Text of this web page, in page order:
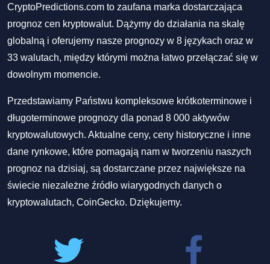
CryptoPredictions.com to zaufana marka dostarczająca
prognoz cen kryptowalut. Dążymy do działania na skalę
globalną i oferujemy nasze prognozy w 8 językach oraz w
33 walutach, między którymi można łatwo przełączać się w
dowolnym momencie.
Przedstawiamy Państwu kompleksowe krótkoterminowe i
długoterminowe prognozy dla ponad 8 000 aktywów
kryptowalutowych. Aktualne ceny, ceny historyczne i inne
dane rynkowe, które pomagają nam w tworzeniu naszych
prognoz na dzisiaj, są dostarczane przez największe na
świecie niezależne źródło wiarygodnych danych o
kryptowalutach, CoinGecko. Dziękujemy.